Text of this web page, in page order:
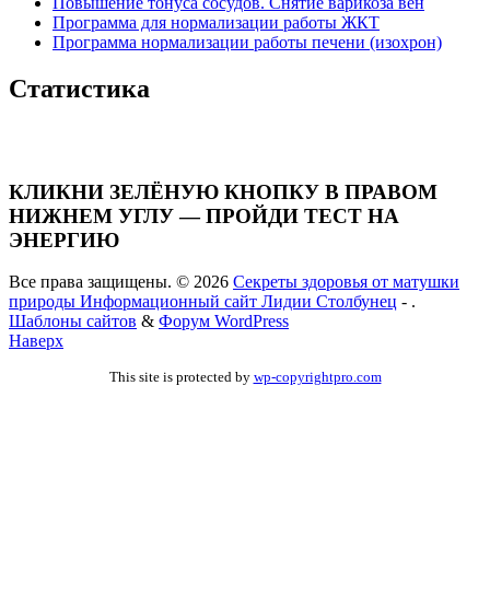
Программа для нормализации работы ЖКТ
Программа нормализации работы печени (изохрон)
Статистика
КЛИКНИ ЗЕЛЁНУЮ КНОПКУ В ПРАВОМ
НИЖНЕМ УГЛУ — ПРОЙДИ ТЕСТ НА
ЭНЕРГИЮ
Все права защищены. © 2026 Секреты здоровья от матушки
природы Информационный сайт Лидии Столбунец - .
Шаблоны сайтов & Форум WordPress
Наверх
This site is protected by wp-copyrightpro.com